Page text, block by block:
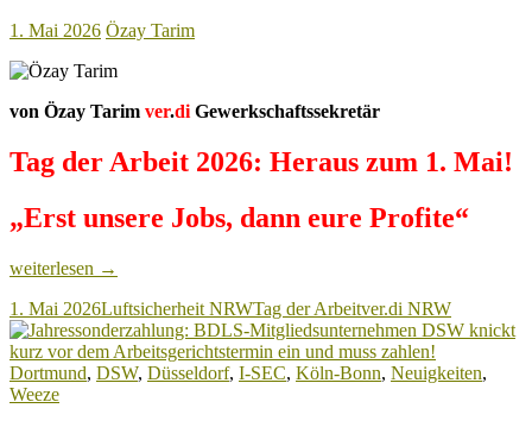
1. Mai 2026 Özay Tarim
von Özay Tarim ver.di Gewerkschaftssekretär
Tag der Arbeit 2026: Heraus zum 1. Mai!
„Erst unsere Jobs, dann eure Profite“
Tag
Arbeit
–
1.
Mai
2026:
weiterlesen →
1. Mai 2026Luftsicherheit NRWTag der Arbeitver.di NRW
Dortmund, DSW, Düsseldorf, I-SEC, Köln-Bonn, Neuigkeiten,
Weeze